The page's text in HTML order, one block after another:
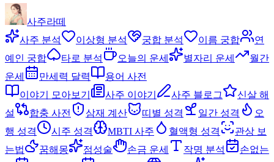
사주라떼
사주 분석
이상형 분석 궁합 분석 이름 궁합
연
예인 궁합
타로 분석 오늘의 운세 별자리 운세
월간
운세
만세력 달력
용어 사전
이야기 모아보기
사주 이야기 사주 블로그
신살 해
설
합충 사전 삼재 계산 띠별 성격 일간 성격
오
행 성격
시주 성격 MBTI 사주 혈액형 성격
관상 보
는법
꿈해몽 점성술 손금 운세 작명 분석
손없는